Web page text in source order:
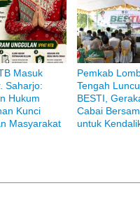
Masuk
Saharjo:
Hukum
Kunci
Masyarakat
Pemkab
Tengah
BESTI,
Cabai
untuk
di Bank Muamalat